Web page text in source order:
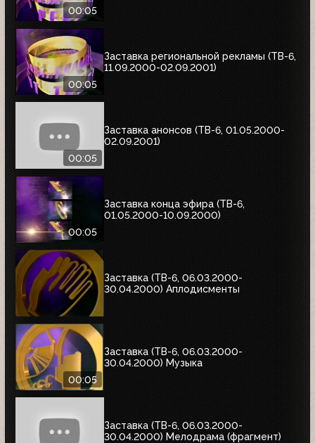
00:05
00:05
Заставка региональной рекламы (ТВ-6,
11.09.2000-02.09.2001)
00:05
Заставка анонсов (ТВ-6, 01.05.2000-
02.09.2001)
00:05
Заставка конца эфира (ТВ-6,
01.05.2000-10.09.2000)
Заставка (ТВ-6, 06.03.2000-
30.04.2000) Аплодисменты
00:05
Заставка (ТВ-6, 06.03.2000-
30.04.2000) Музыка
Заставка (ТВ-6, 06.03.2000-
30.04.2000) Мелодрама (фрагмент)